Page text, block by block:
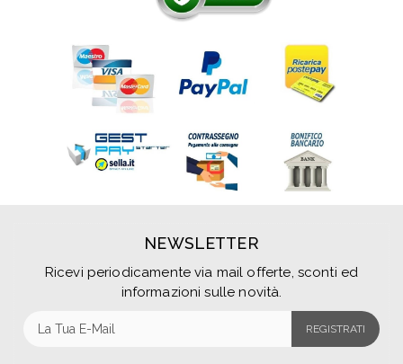
NEWSLETTER
Ricevi periodicamente via mail offerte, sconti ed
informazioni sulle novità.
REGISTRATI